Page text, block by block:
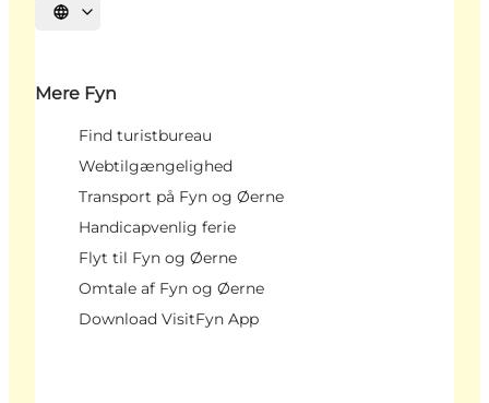
Vælg sprog
Mere Fyn
Find turistbureau
Webtilgængelighed
Transport på Fyn og Øerne
Handicapvenlig ferie
Flyt til Fyn og Øerne
Omtale af Fyn og Øerne
Download VisitFyn App